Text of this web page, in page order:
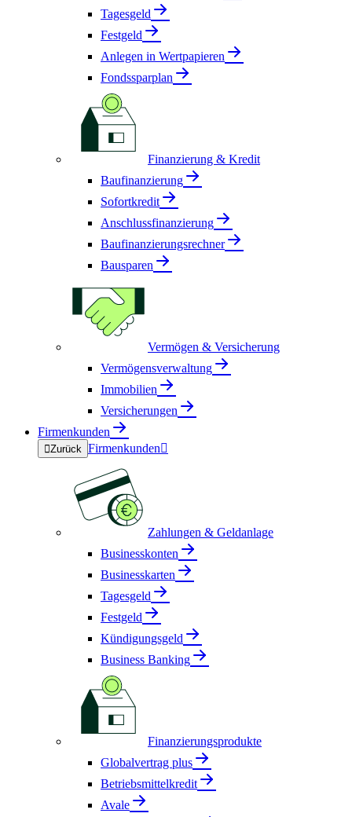
Tagesgeld
Festgeld
Anlegen in Wertpapieren
Fondssparplan
Finanzierung & Kredit
Baufinanzierung
Sofortkredit
Anschlussfinanzierung
Baufinanzierungsrechner
Bausparen
Vermögen & Versicherung
Vermögensverwaltung
Immobilien
Versicherungen
Firmenkunden
Zurück Firmenkunden
Zahlungen & Geldanlage
Businesskonten
Businesskarten
Tagesgeld
Festgeld
Kündigungsgeld
Business Banking
Finanzierungsprodukte
Globalvertrag plus
Betriebsmittelkredit
Avale